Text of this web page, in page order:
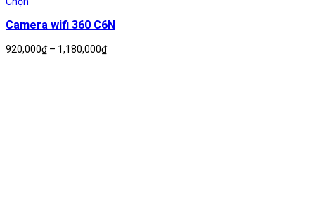
Camera wifi 360 C6N
920,000₫ – 1,180,000₫Khoảng